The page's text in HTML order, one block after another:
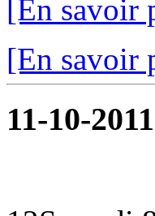
[En savoir
[En savoir
11-10-2011